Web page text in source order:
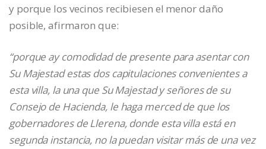
y porque los vecinos recibiesen el menor daño
posible, afirmaron que:
“porque ay comodidad de presente para asentar con
Su Majestad estas dos capitulaciones convenientes a
esta villa, la una que Su Majestad y señores de su
Consejo de Hacienda, le haga merced de que los
gobernadores de Llerena, donde esta villa está en
segunda instancia, no la puedan visitar más de una vez